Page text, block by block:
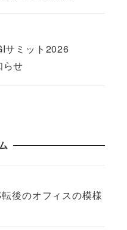
サミット2026
せ
後のオフィスの模様